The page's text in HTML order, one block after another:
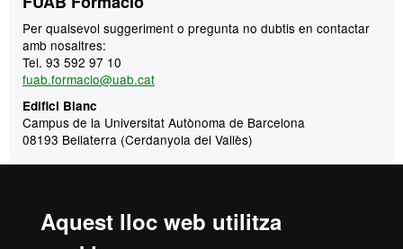
Aquest lloc web utilitza
Per qualsevol suggeriment o pregunta no dubtis en contactar
amb nosaltres:
Tel. 93 592 97 10
fuab.formacio@uab.cat
Edifici Blanc
Campus de la Universitat Autònoma de Barcelona
08193 Bellaterra (Cerdanyola del Vallès)